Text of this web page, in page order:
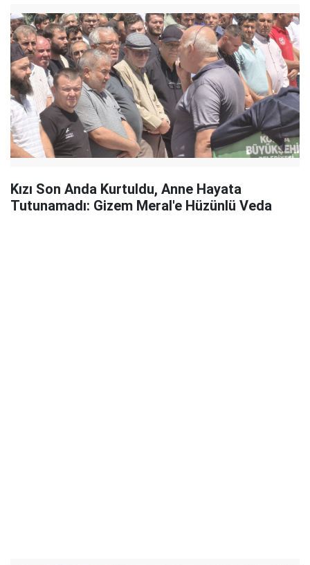
Kızı Son Anda Kurtuldu, Anne Hayata
Tutunamadı: Gizem Meral'e Hüzünlü Veda